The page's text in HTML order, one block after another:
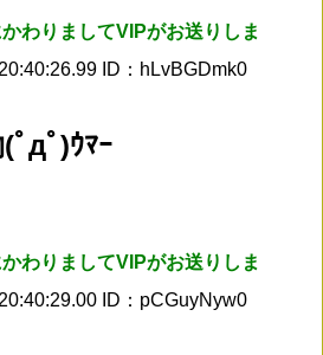
わりましてVIPがお送りしま
ID：hLvBGDmk0
ﾟдﾟ)ｳﾏｰ
わりましてVIPがお送りしま
ID：pCGuyNyw0